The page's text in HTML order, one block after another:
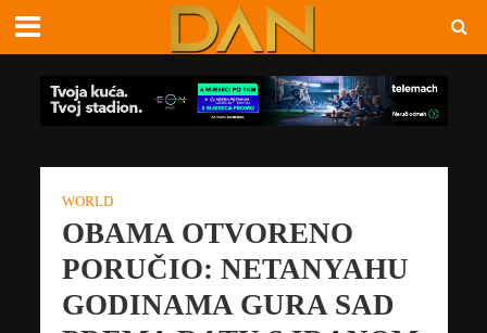
WORLD
OBAMA OTVORENO
PORUČIO: NETANYAHU
GODINAMA GURA SAD